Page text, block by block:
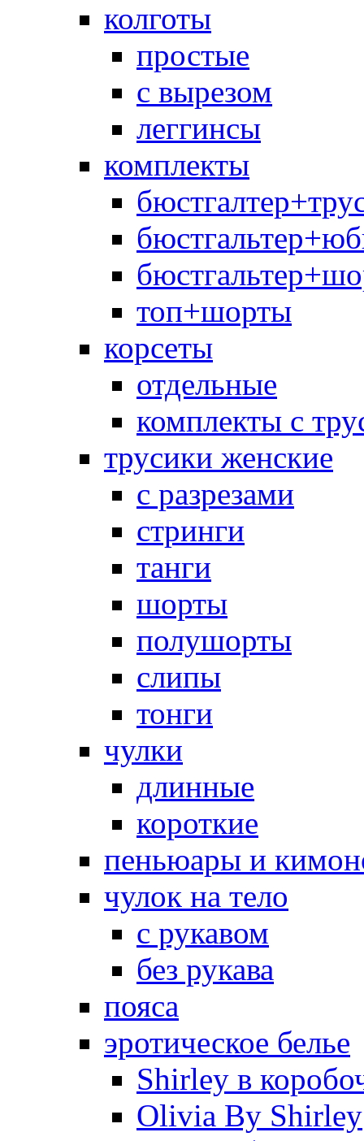
колготы
простые
с вырезом
леггинсы
комплекты
топ+шорты
корсеты
отдельные
комплекты с
трусики женские
с разрезами
стринги
танги
шорты
полушорты
слипы
тонги
чулки
длинные
короткие
пеньюары и
чулок на тело
с рукавом
без рукава
пояса
эротическое белье
Shirley в
Olivia By Shirley